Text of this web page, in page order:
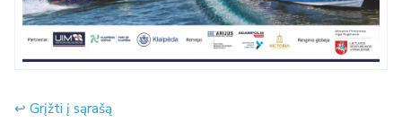
↩︎ Grįžti į sąrašą